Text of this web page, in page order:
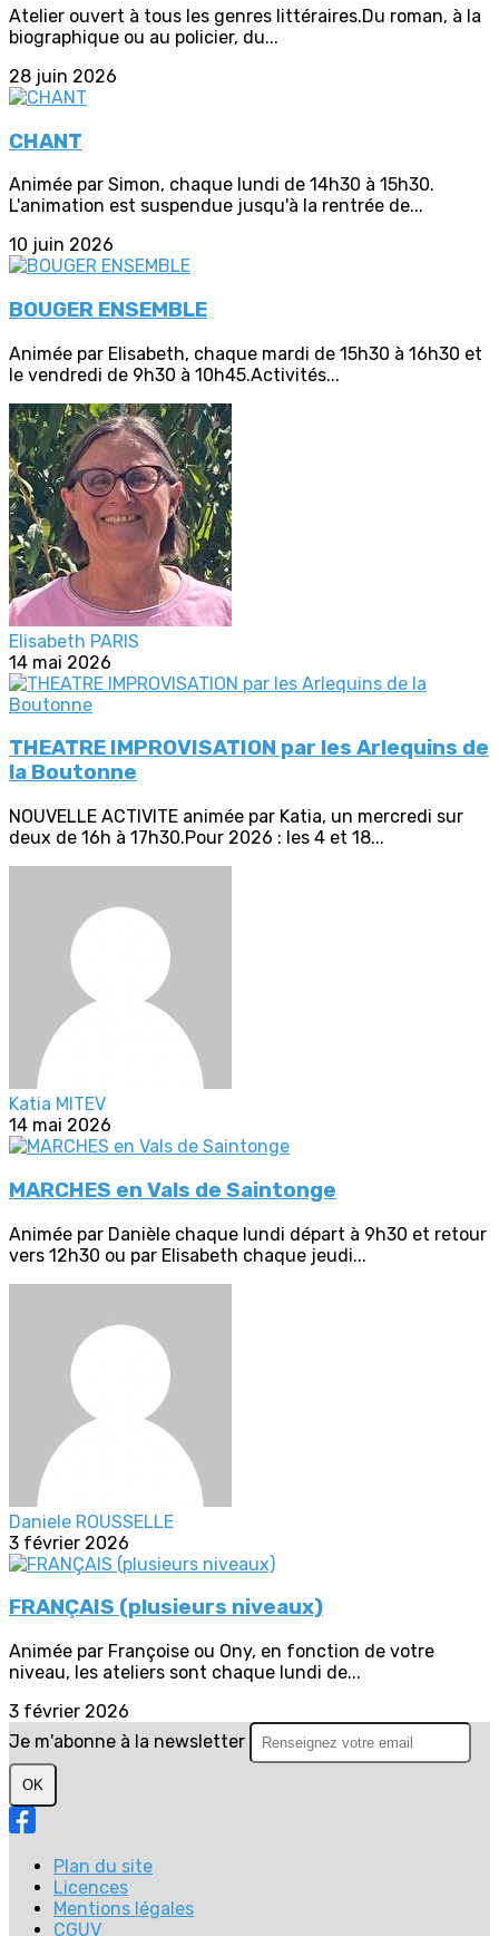
Atelier ouvert à tous les genres littéraires.Du roman, à la
biographique ou au policier, du...
28 juin 2026
CHANT
Animée par Simon, chaque lundi de 14h30 à 15h30.
L'animation est suspendue jusqu'à la rentrée de...
10 juin 2026
BOUGER ENSEMBLE
Animée par Elisabeth, chaque mardi de 15h30 à 16h30 et
le vendredi de 9h30 à 10h45.Activités...
Elisabeth PARIS
14 mai 2026
THEATRE IMPROVISATION par les Arlequins de
la Boutonne
NOUVELLE ACTIVITE animée par Katia, un mercredi sur
deux de 16h à 17h30.Pour 2026 : les 4 et 18...
Katia MITEV
14 mai 2026
MARCHES en Vals de Saintonge
Animée par Danièle chaque lundi départ à 9h30 et retour
vers 12h30 ou par Elisabeth chaque jeudi...
Daniele ROUSSELLE
3 février 2026
FRANÇAIS (plusieurs niveaux)
Animée par Françoise ou Ony, en fonction de votre
niveau, les ateliers sont chaque lundi de...
3 février 2026
Je m'abonne à la newsletter
OK
Plan du site
Licences
Mentions légales
CGUV